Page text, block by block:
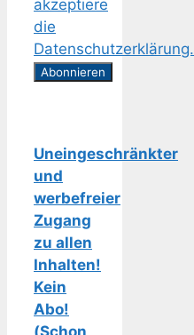
akzeptiere
die
Datenschutzerklärung.
Uneingeschränkter
und
werbefreier
Zugang
zu allen
Inhalten!
Kein
Abo!